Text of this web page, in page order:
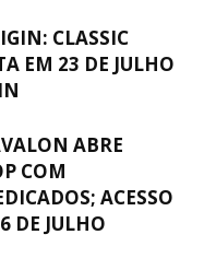
CLASSIC
EM 23 DE JULHO
ABRE
COM
ACESSO
DE JULHO